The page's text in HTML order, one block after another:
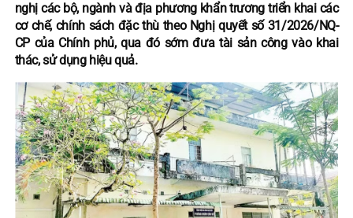
nghị các bộ, ngành và địa phương khẩn trương triển khai các
cơ chế, chính sách đặc thù theo Nghị quyết số 31/2026/NQ-
CP của Chính phủ, qua đó sớm đưa tài sản công vào khai
thác, sử dụng hiệu quả.